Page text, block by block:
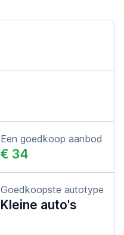
Een goedkoop aanbod
€ 34
Goedkoopste autotype
Kleine auto's